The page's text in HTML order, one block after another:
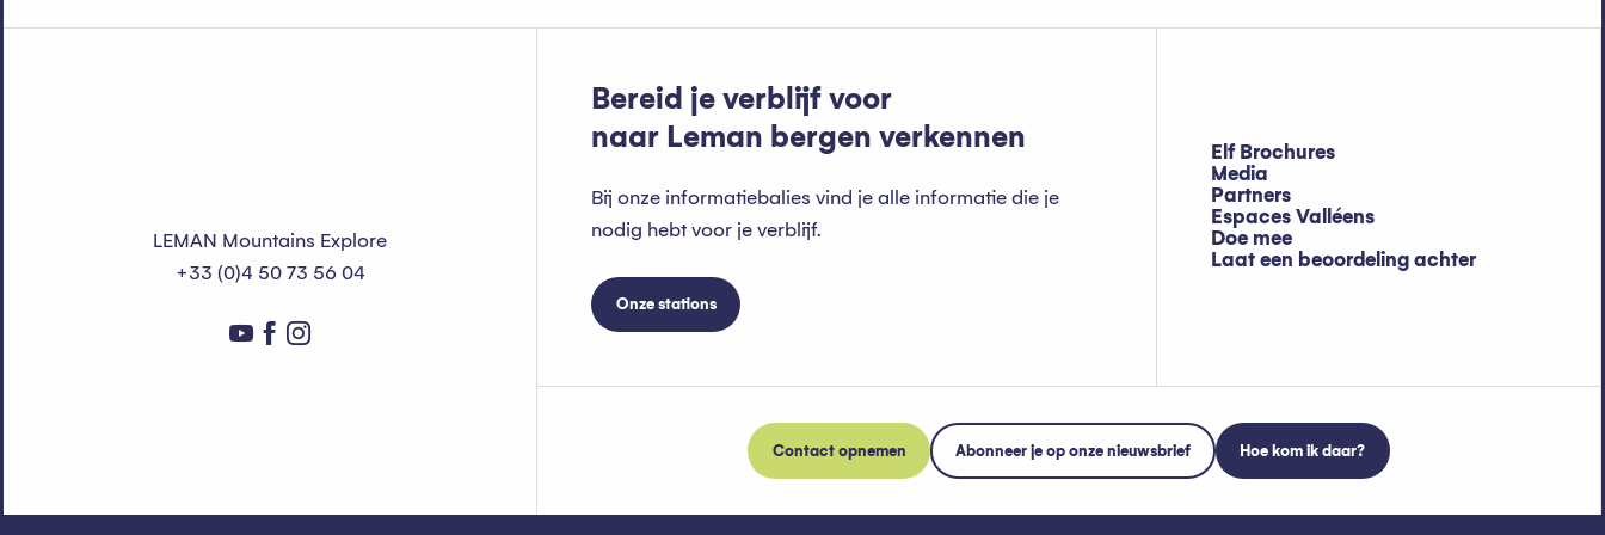
LEMAN Mountains Explore
+33 (0)4 50 73 56 04
Bereid je verblijf voor
naar Leman bergen verkennen
Bij onze informatiebalies vind je alle informatie die je
nodig hebt voor je verblijf.
Onze stations
Elf Brochures
Media
Partners
Espaces Valléens
Doe mee
Laat een beoordeling achter
Contact opnemen Abonneer je op onze nieuwsbrief Hoe kom ik daar?